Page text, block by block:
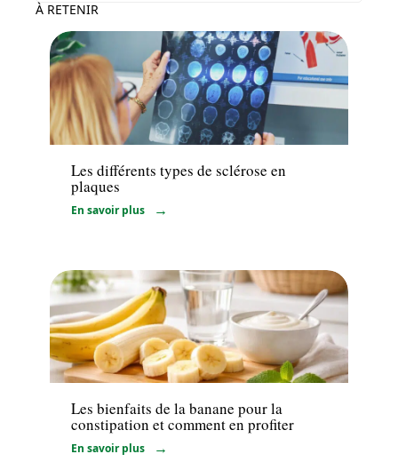
À RETENIR
Santé
Les différents types de sclérose en
plaques
En savoir plus
Minceur
Les bienfaits de la banane pour la
constipation et comment en profiter
En savoir plus